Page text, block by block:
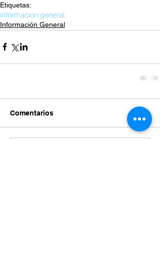
Etiquetas:
informacion general
Información General
Comentarios